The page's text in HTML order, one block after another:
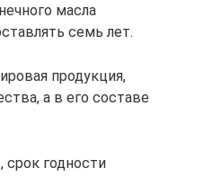
масла
семь лет.
продукция,
а в его составе
срок годности